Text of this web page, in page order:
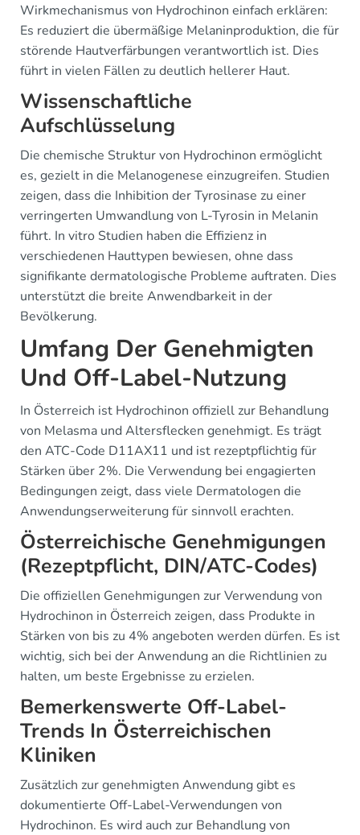
Wirkmechanismus von Hydrochinon einfach erklären:
Es reduziert die übermäßige Melaninproduktion, die für
störende Hautverfärbungen verantwortlich ist. Dies
führt in vielen Fällen zu deutlich hellerer Haut.
Wissenschaftliche
Aufschlüsselung
Die chemische Struktur von Hydrochinon ermöglicht
es, gezielt in die Melanogenese einzugreifen. Studien
zeigen, dass die Inhibition der Tyrosinase zu einer
verringerten Umwandlung von L-Tyrosin in Melanin
führt. In vitro Studien haben die Effizienz in
verschiedenen Hauttypen bewiesen, ohne dass
signifikante dermatologische Probleme auftraten. Dies
unterstützt die breite Anwendbarkeit in der
Bevölkerung.
Umfang Der Genehmigten
Und Off-Label-Nutzung
In Österreich ist Hydrochinon offiziell zur Behandlung
von Melasma und Altersflecken genehmigt. Es trägt
den ATC-Code D11AX11 und ist rezeptpflichtig für
Stärken über 2%. Die Verwendung bei engagierten
Bedingungen zeigt, dass viele Dermatologen die
Anwendungserweiterung für sinnvoll erachten.
Österreichische Genehmigungen
(Rezeptpflicht, DIN/ATC-Codes)
Die offiziellen Genehmigungen zur Verwendung von
Hydrochinon in Österreich zeigen, dass Produkte in
Stärken von bis zu 4% angeboten werden dürfen. Es ist
wichtig, sich bei der Anwendung an die Richtlinien zu
halten, um beste Ergebnisse zu erzielen.
Bemerkenswerte Off-Label-
Trends In Österreichischen
Kliniken
Zusätzlich zur genehmigten Anwendung gibt es
dokumentierte Off-Label-Verwendungen von
Hydrochinon. Es wird auch zur Behandlung von